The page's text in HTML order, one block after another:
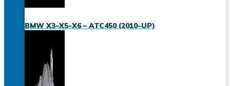
BMW X3-X5-X6 – ATC450 (2010-UP)